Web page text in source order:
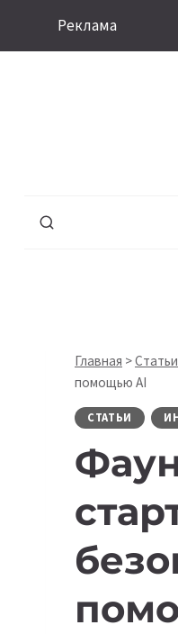
Реклама
Главная >Статьи
помощью AI
СТАТЬИ